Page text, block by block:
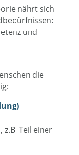
nährt sich
und
die
Teil einer